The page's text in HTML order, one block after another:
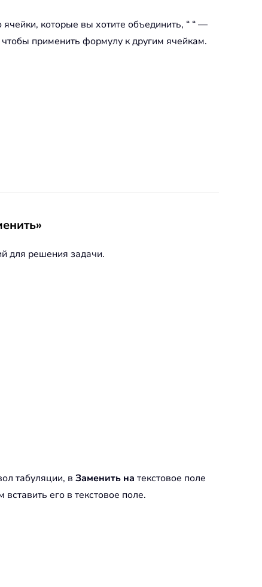
которые вы хотите объединить, “ “ —
применить формулу к другим ячейкам.
для решения задачи.
табуляции, в Заменить на текстовое поле
его в текстовое поле.